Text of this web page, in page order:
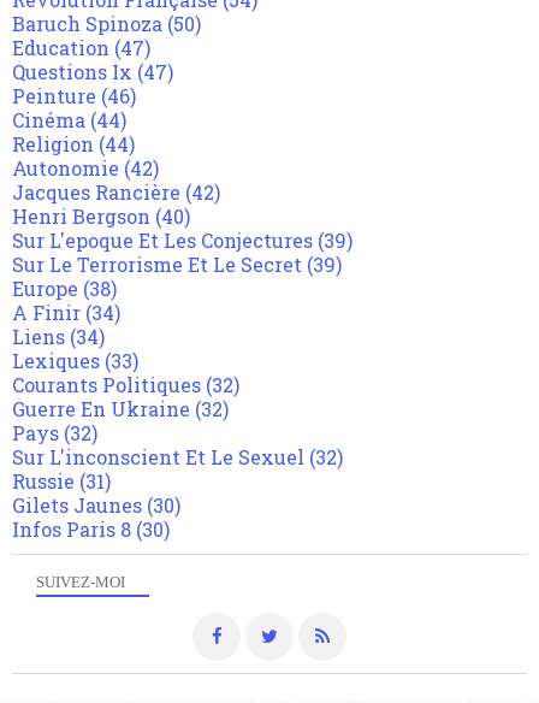
SUIVEZ-MOI
Baruch Spinoza (50)
Education (47)
Questions Ix (47)
Peinture (46)
Cinéma (44)
Religion (44)
Autonomie (42)
Jacques Rancière (42)
Henri Bergson (40)
Sur L'epoque Et Les Conjectures (39)
Sur Le Terrorisme Et Le Secret (39)
Europe (38)
A Finir (34)
Liens (34)
Lexiques (33)
Courants Politiques (32)
Guerre En Ukraine (32)
Pays (32)
Sur L'inconscient Et Le Sexuel (32)
Russie (31)
Gilets Jaunes (30)
Infos Paris 8 (30)